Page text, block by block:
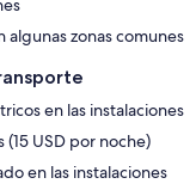
zonas comunes
en las instalaciones
USD por noche)
en las instalaciones